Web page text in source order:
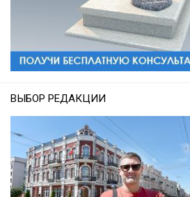
ВЫБОР РЕДАКЦИИ